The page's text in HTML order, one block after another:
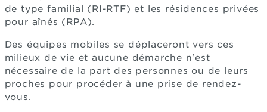
de type familial (RI-RTF) et les résidences privées
pour aînés (RPA).
Des équipes mobiles se déplaceront vers ces
milieux de vie et aucune démarche n'est
nécessaire de la part des personnes ou de leurs
proches pour procéder à une prise de rendez-
vous.